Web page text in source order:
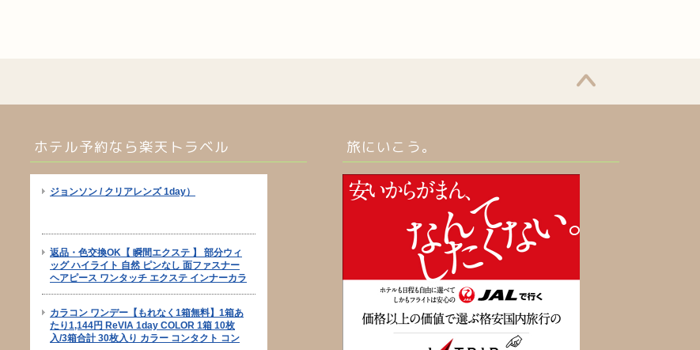
ホテル予約なら楽天トラベル 旅にいこう。